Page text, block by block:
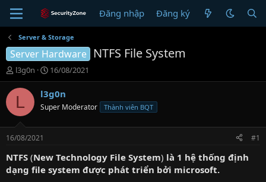
Đăng nhập Đăng ký
Server & Storage
Server Hardware NTFS File System
T
h
r
d
s
t
a
t
l3g0n
N
g
à
y
g
16/08/2021
L l3g0n
Super Moderator Thành viên BQT
16/08/2021 #1
NTFS (New Technology File System) là 1 hệ thống định
dạng file system được phát triển bởi microsoft.